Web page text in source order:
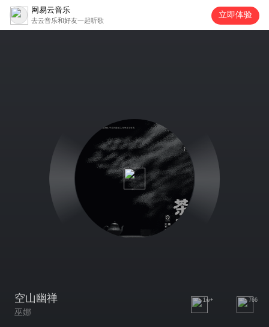
网易云音乐
去云音乐和好友一起听歌
立即体验
空山幽禅
巫娜
1w+ 766